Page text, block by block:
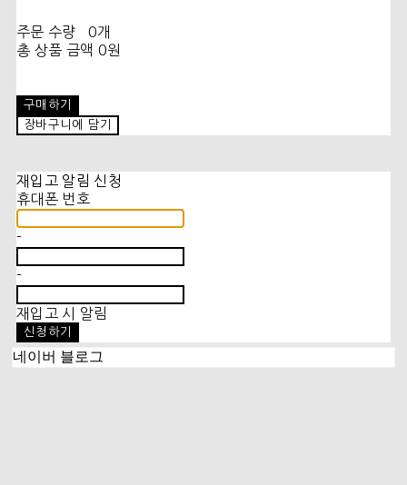
주문 수량
0개
총 상품 금액 0원
구매하기
장바구니에 담기
재입고 알림 신청
휴대폰 번호
-
-
재입고 시 알림
신청하기
네이버 블로그